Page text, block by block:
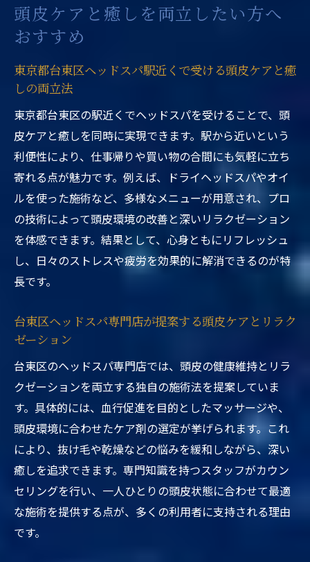
頭皮ケアと癒しを両立したい方へ
おすすめ
東京都台東区ヘッドスパ駅近くで受ける頭皮ケアと癒
しの両立法
東京都台東区の駅近くでヘッドスパを受けることで、頭
皮ケアと癒しを同時に実現できます。駅から近いという
利便性により、仕事帰りや買い物の合間にも気軽に立ち
寄れる点が魅力です。例えば、ドライヘッドスパやオイ
ルを使った施術など、多様なメニューが用意され、プロ
の技術によって頭皮環境の改善と深いリラクゼーション
を体感できます。結果として、心身ともにリフレッシュ
し、日々のストレスや疲労を効果的に解消できるのが特
長です。
台東区ヘッドスパ専門店が提案する頭皮ケアとリラク
ゼーション
台東区のヘッドスパ専門店では、頭皮の健康維持とリラ
クゼーションを両立する独自の施術法を提案していま
す。具体的には、血行促進を目的としたマッサージや、
頭皮環境に合わせたケア剤の選定が挙げられます。これ
により、抜け毛や乾燥などの悩みを緩和しながら、深い
癒しを追求できます。専門知識を持つスタッフがカウン
セリングを行い、一人ひとりの頭皮状態に合わせて最適
な施術を提供する点が、多くの利用者に支持される理由
です。